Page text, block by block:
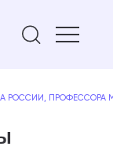
Найти
ПРОФЕССОРА